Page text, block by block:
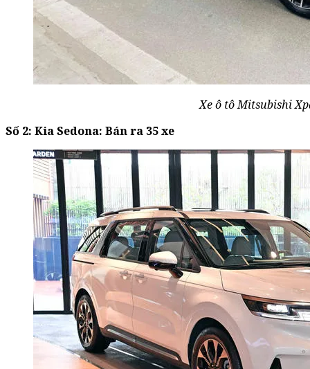
Xe ô tô Mitsubishi
Số 2: Kia Sedona: Bán ra 35 xe